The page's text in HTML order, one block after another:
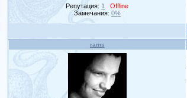
Репутация: 1
Offline
Замечания: 0%
rams